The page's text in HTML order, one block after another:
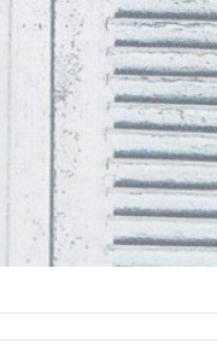
панели, плинтусы,
ПАНЕЛИ,